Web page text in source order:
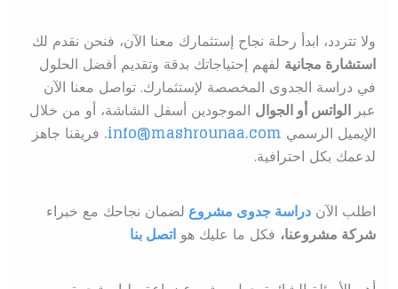
ولا تتردد، ابدأ رحلة نجاح إستثمارك معنا الآن، فنحن نقدم لك
استشارة مجانيةلفهم إحتياجاتك بدقة وتقديم أفضل الحلول
في دراسة الجدوى المخصصة لإستثمارك. تواصل معنا الآن
عبرالواتس أو الجوالالموجودين أسفل الشاشة، أو من خلال
الإيميل الرسمي info@mashrounaa.com
.فريقنا جاهز
لدعمك بكل احترافية.
اطلب الآن دراسة جدوى مشروع لضمان نجاحك مع خبراء
شركة مشروعنا،فكل ما عليك هو اتصل بنا